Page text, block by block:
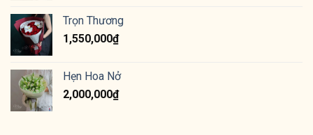
Trọn Thương
1,550,000₫
Hẹn Hoa Nở
2,000,000₫